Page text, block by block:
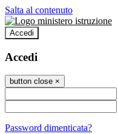
Salta al contenuto
Accedi
Accedi
button close ×
Password dimenticata?